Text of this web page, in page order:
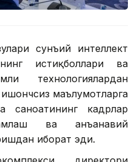
сунъий интеллект
истиқболлари ва
технологиялардан
маълумотларга
кадрлар
ва анъанавий
иборат эди.